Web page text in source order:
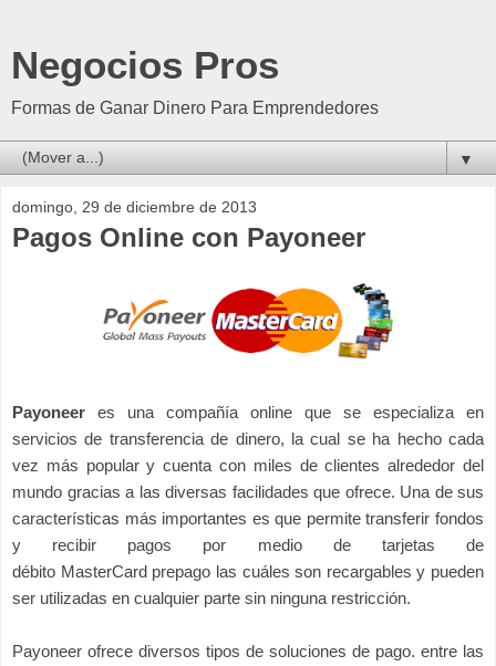
Negocios Pros
Formas de Ganar Dinero Para Emprendedores
▼
domingo, 29 de diciembre de 2013
Pagos Online con Payoneer
Payoneer es una compañía online que se especializa en
servicios de transferencia de dinero, la cual se ha hecho cada
vez más popular y cuenta con miles de clientes alrededor del
mundo gracias a las diversas facilidades que ofrece. Una de sus
características más importantes es que permite transferir fondos
y recibir pagos por medio de tarjetas de
débito MasterCard prepago las cuáles son recargables y pueden
ser utilizadas en cualquier parte sin ninguna restricción.
Payoneer ofrece diversos tipos de soluciones de pago. entre las